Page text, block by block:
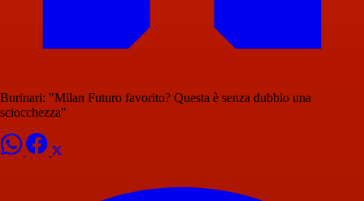
Burinari: "Milan Futuro favorito? Questa è senza dubbio una
sciocchezza"